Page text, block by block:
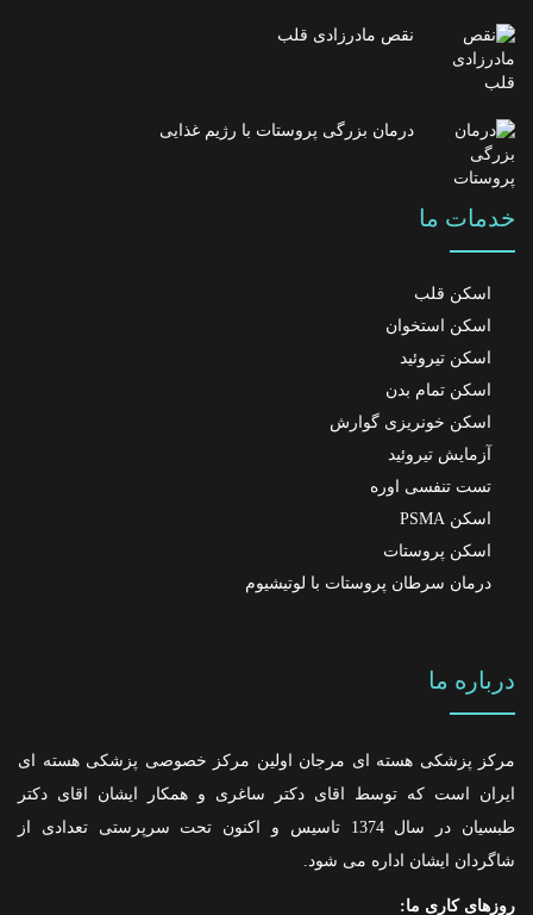
نقص مادرزادی قلب
درمان بزرگی پروستات با رژیم غذایی
خدمات ما
اسکن قلب
اسکن استخوان
اسکن تیروئید
اسکن تمام بدن
اسکن خونریزی گوارش
آزمایش تیروئید
تست تنفسی اوره
اسکن PSMA
اسکن پروستات
درمان سرطان پروستات با لوتیشیوم
درباره ما
مرکز پزشکی هسته ای مرجان اولین مرکز خصوصی پزشکی هسته ای
ایران است که توسط اقای دکتر ساغری و همکار ایشان اقای دکتر
طبسیان در سال 1374 تاسیس و اکنون تحت سرپرستی تعدادی از
شاگردان ایشان اداره می شود.
روزهای کاری ما: